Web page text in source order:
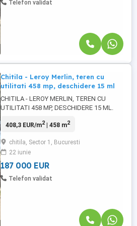
Telefon validat
Chitila - Leroy Merlin, teren cu
utilitati 458 mp, deschidere 15 ml
CHITILA - LEROY MERLIN, TEREN CU
UTILITATI 458 MP, DESCHIDERE 15 ML.
minute de mers pe jos de Leroy Merlin.
Chitilei, bulevard larg si circulat fluid, si
iesire rapida spre Centura Bucuresti. Teren
cu suprafata generoasa, ...
408,3 EUR/m2| 458 m2
chitila, Sector 1, Bucuresti
22 iunie
187 000 EUR
Telefon validat